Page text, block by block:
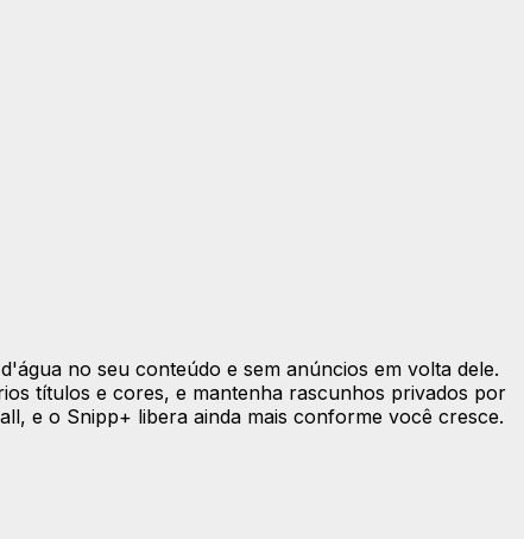
no seu conteúdo e sem anúncios em volta dele.
títulos e cores, e mantenha rascunhos privados por
e o Snipp+ libera ainda mais conforme você cresce.